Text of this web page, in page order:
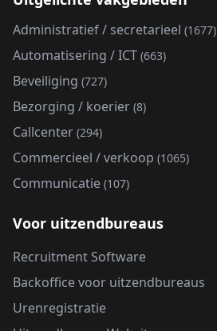
Administratief / secretarieel (1677)
Automatisering / ICT (663)
Beveiliging (727)
Bezorging / koerier (8)
Callcenter (294)
Commercieel / verkoop (1065)
Communicatie (107)
Voor uitzendbureaus
Recruitment Software
Backoffice voor uitzendbureaus
Urenregistratie